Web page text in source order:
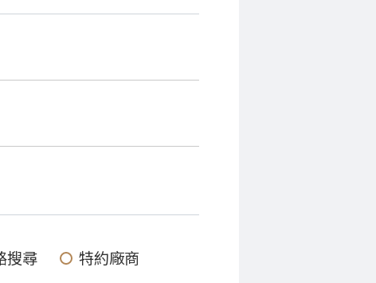
搜尋
特約廠商